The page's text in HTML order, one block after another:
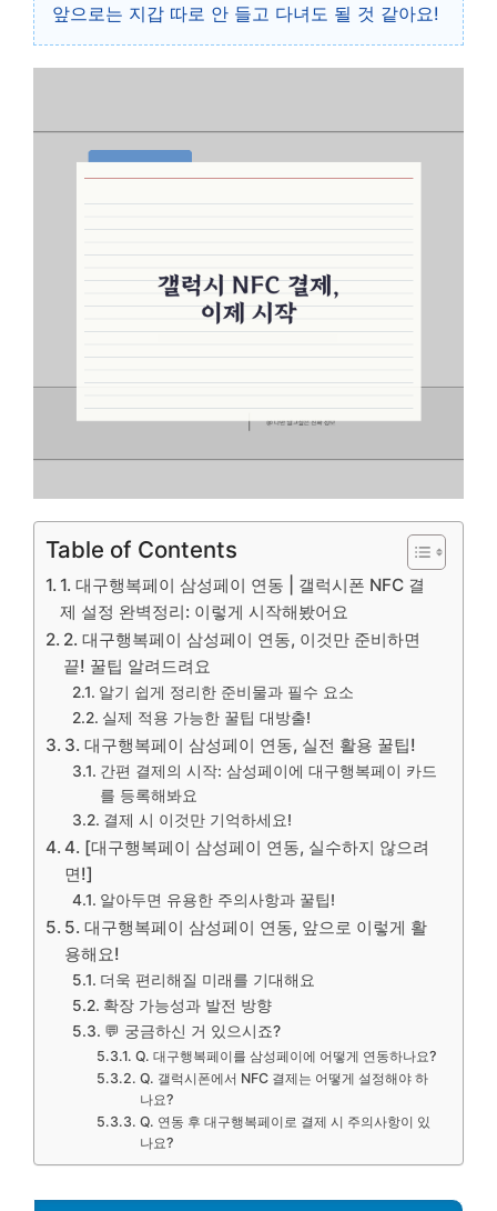
앞으로는 지갑 따로 안 들고 다녀도 될 것 같아요!
Table of Contents
1. 대구행복페이 삼성페이 연동 | 갤럭시폰 NFC 결
제 설정 완벽정리: 이렇게 시작해봤어요
2. 대구행복페이 삼성페이 연동, 이것만 준비하면
끝! 꿀팁 알려드려요
알기 쉽게 정리한 준비물과 필수 요소
실제 적용 가능한 꿀팁 대방출!
3. 대구행복페이 삼성페이 연동, 실전 활용 꿀팁!
간편 결제의 시작: 삼성페이에 대구행복페이 카드
를 등록해봐요
결제 시 이것만 기억하세요!
4. [대구행복페이 삼성페이 연동, 실수하지 않으려
면!]
알아두면 유용한 주의사항과 꿀팁!
5. 대구행복페이 삼성페이 연동, 앞으로 이렇게 활
용해요!
더욱 편리해질 미래를 기대해요
확장 가능성과 발전 방향
💬 궁금하신 거 있으시죠?
Q. 대구행복페이를 삼성페이에 어떻게 연동하나요?
Q. 갤럭시폰에서 NFC 결제는 어떻게 설정해야 하
나요?
Q. 연동 후 대구행복페이로 결제 시 주의사항이 있
나요?